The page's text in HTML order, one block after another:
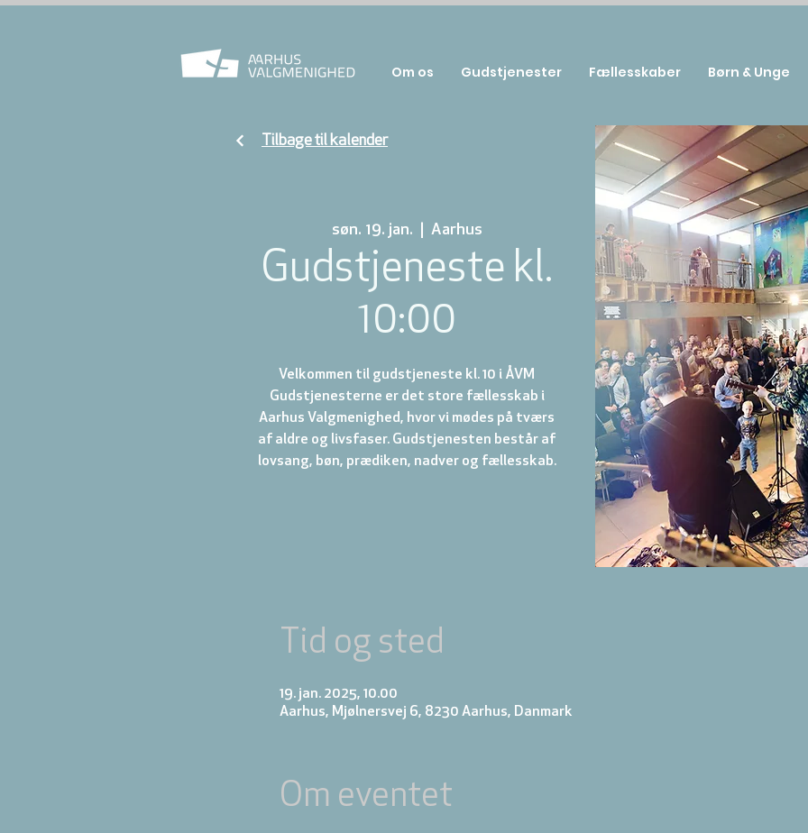
søn. 19. jan. Aarhus
Gudstjeneste kl.
10:00
Velkommen til gudstjeneste kl. 10 i ÅVM
Gudstjenesterne er det store fællesskab i
Aarhus Valgmenighed, hvor vi mødes på tværs
af aldre og livsfaser. Gudstjenesten består af
lovsang, bøn, prædiken, nadver og fællesskab.
Tid og sted
19. jan. 2025, 10.00
Aarhus, Mjølnersvej 6, 8230 Aarhus, Danmark
Om eventet
Tilbage til kalender
Om os Gudstjenester Fællesskaber Børn & Unge